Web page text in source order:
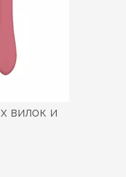
вилок и